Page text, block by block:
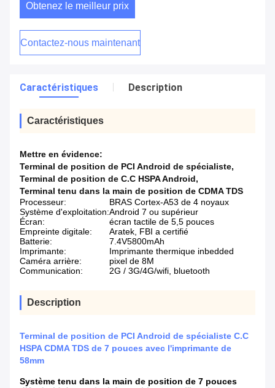
Obtenez le meilleur prix
Contactez-nous maintenant
Caractéristiques Description
Caractéristiques
Mettre en évidence:
Terminal de position de PCI Android de spécialiste,
Terminal de position de C.C HSPA Android,
Terminal tenu dans la main de position de CDMA TDS
Processeur:
BRAS Cortex-A53 de 4 noyaux
Système d'exploitation:Android 7 ou supérieur
Écran:
écran tactile de 5,5 pouces
Empreinte digitale:
Aratek, FBI a certifié
Batterie:
7.4V5800mAh
Imprimante:
Imprimante thermique inbedded
Caméra arrière:
pixel de 8M
Communication:
2G / 3G/4G/wifi, bluetooth
Description
Terminal de position de PCI Android de spécialiste C.C
HSPA CDMA TDS de 7 pouces avec l'imprimante de
58mm
Système tenu dans la main de position de 7 pouces